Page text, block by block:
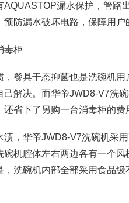
AQUASTOP漏水保护，管路
防漏水破坏电路，保障用户
毒柜
餐具干态抑菌也是洗碗机
己解决。而华帝JWD8-V7洗
省下了另购一台消毒柜的费
渍，华帝JWD8-V7洗碗机采
碗机腔体左右两边各有一个
，洗碗机内部全部采用食品